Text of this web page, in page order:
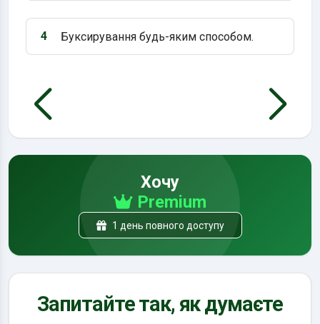
Варіант 4:
4 Буксирування будь-яким способом.
Хочу
Premium
1 день повного доступу
Запитайте так, як думаєте